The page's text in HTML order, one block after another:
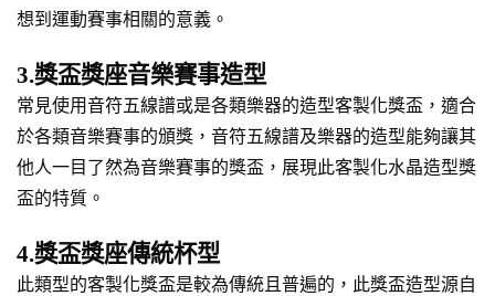
想到運動賽事相關的意義。
3.獎盃獎座音樂賽事造型
常見使用音符五線譜或是各類樂器的造型客製化獎盃，適合
於各類音樂賽事的頒獎，音符五線譜及樂器的造型能夠讓其
他人一目了然為音樂賽事的獎盃，展現此客製化水晶造型獎
盃的特質。
4.獎盃獎座傳統杯型
此類型的客製化獎盃是較為傳統且普遍的，此獎盃造型源自